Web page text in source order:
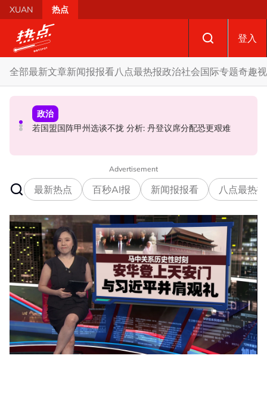
Skip to main content
XUAN 热点
登入
全部最新文章新闻报报看八点最热报政治社会国际专题奇趣
政治
要求安华解释为何冻结MyKHAS权限 5蓝眼议员: 改革不是
政治
若国盟国阵甲州选谈不拢 分析: 丹登议席分配恐更艰难
国际
AI电影沦“反面教材”？ 狮城本土电影公司国庆献礼掀网民
Advertisement
最新热点 百秒AI报 新闻报报看 八点最热报